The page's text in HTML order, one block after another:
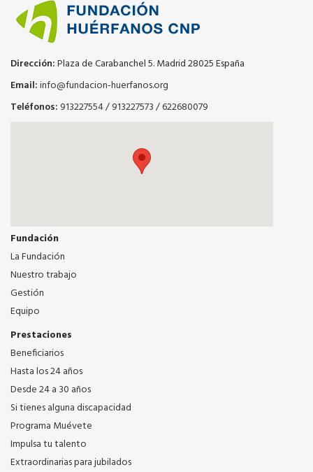
Dirección:Plaza de Carabanchel 5. Madrid 28025 España
Email:info@fundacion-huerfanos.org
Teléfonos: 913227554/913227573/622680079
Fundación
La Fundación
Nuestro trabajo
Gestión
Equipo
Prestaciones
Beneficiarios
Hasta los 24 años
Desde 24 a 30 años
Si tienes alguna discapacidad
Programa Muévete
Impulsa tu talento
Extraordinarias para jubilados